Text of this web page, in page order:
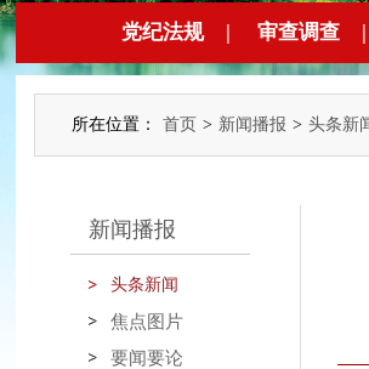
党纪法规 | 审查调查 |
所在位置： 首页 > 新闻播报 > 头条新
新闻播报
头条新闻
焦点图片
要闻要论